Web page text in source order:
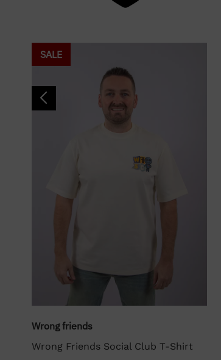
SALE
Wrong friends
Wrong Friends Social Club T-Shirt